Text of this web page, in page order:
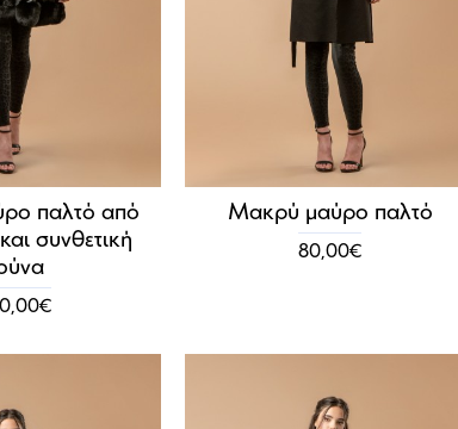
παλτό από
συνθετική
Μακρύ μαύρο παλτό
80,00€